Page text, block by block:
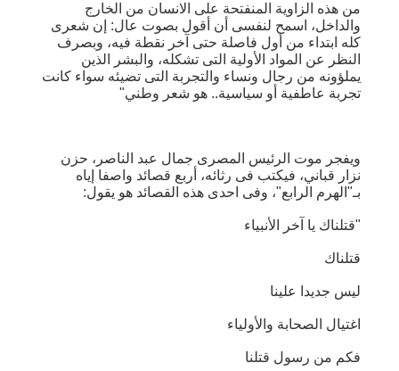
من هذه الزاوية المنفتحة على الانسان من الخارج
والداخل، اسمح لنفسى أن أقول بصوت عال: إن شعرى
كله ابتداء من أول فاصلة حتى آخر نقطة فيه، وبصرف
النظر عن المواد الأولية التى تشكله، والبشر الذين
يملؤونه من رجال ونساء والتجربة التى تضيئه سواء كانت
تجربة عاطفية أو سياسية.. هو شعر وطني"
ويفجر موت الرئيس المصرى جمال عبد الناصر، حزن
نزار قباني، فيكتب فى رثائه، أربع قصائد واصفا إياه
بـ"الهرم الرابع"، وفى احدى هذه القصائد هو يقول:
"قتلناك يا آخر الأنبياء
قتلناك
ليس جديدا علينا
اغتيال الصحابة والأولياء
فكم من رسول قتلنا